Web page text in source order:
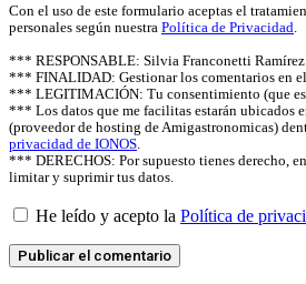
Con el uso de este formulario aceptas el
personales según nuestra Política de Privacidad.
*** RESPONSABLE: Silvia Franconetti
*** FINALIDAD: Gestionar los comentarios en
*** LEGITIMACIÓN: Tu consentimiento (que
*** Los datos que me facilitas estarán ubicados
(proveedor de hosting de Amigastronomicas)
privacidad de IONOS.
*** DERECHOS: Por supuesto tienes derecho,
limitar y suprimir tus datos.
He leído y acepto la Política de